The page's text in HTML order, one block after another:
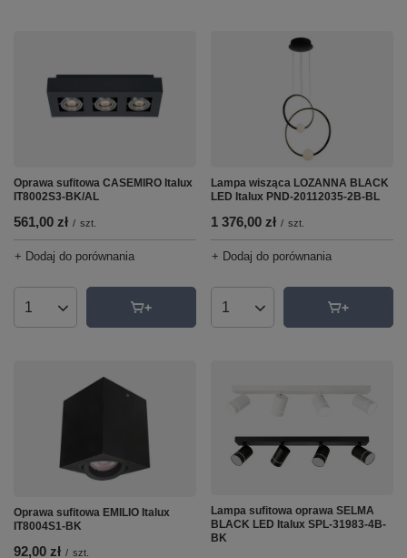
Oprawa sufitowa CASEMIRO Italux
IT8002S3-BK/AL
561,00 zł / szt.
+ Dodaj do porównania
Ilość produktów
Lampa wisząca LOZANNA BLACK
LED Italux PND-20112035-2B-BL
1 376,00 zł / szt.
+ Dodaj do porównania
Ilość produktów
Oprawa sufitowa EMILIO Italux
IT8004S1-BK
92,00 zł / szt.
Lampa sufitowa oprawa SELMA
BLACK LED Italux SPL-31983-4B-
BK